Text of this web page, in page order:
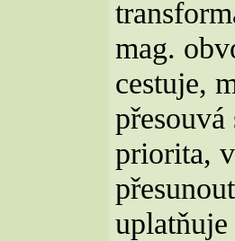
mag.
cestuje,
přesouvá
priorita,